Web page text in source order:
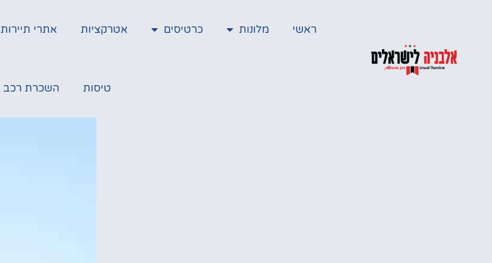
ראשי מלונות כרטיסים אטרקציות אתרי תיירות
טיסות השכרת רכב